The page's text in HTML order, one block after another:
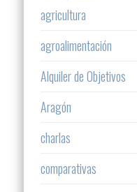
agricultura
agroalimentación
Alquiler de Objetivos
Aragón
charlas
comparativas